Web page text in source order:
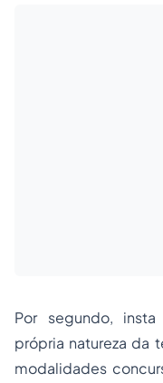
Por segundo,
própria natureza da
modalidades